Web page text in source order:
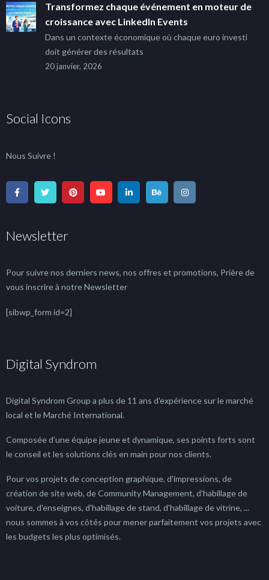
Transformez chaque événement en moteur de
croissance avec LinkedIn Events
Dans un contexte économique où chaque euro investi
doit générer des résultats
20 janvier, 2026
Social Icons
Nous Suivre !
Newsletter
Pour suivre nos derniers news, nos offres et promotions, Prière de
vous inscrire à notre Newsletter
[sibwp_form id=2]
Digital Syndrom
Digital Syndrom Group a plus de 11 ans d'expérience sur le marché
local et le Marché International.
Composée d'une équipe jeune et dynamique, ses points forts sont
le conseil et les solutions clés en main pour nos clients.
Pour vos projets de conception graphique, d'impressions, de
création de site web, de Community Management, d'habillage de
voiture, d'enseignes, d'habillage de stand, d'habillage de vitrine, ...
nous sommes à vos côtés pour mener parfaitement vos projets avec
les budgets les plus optimisés.